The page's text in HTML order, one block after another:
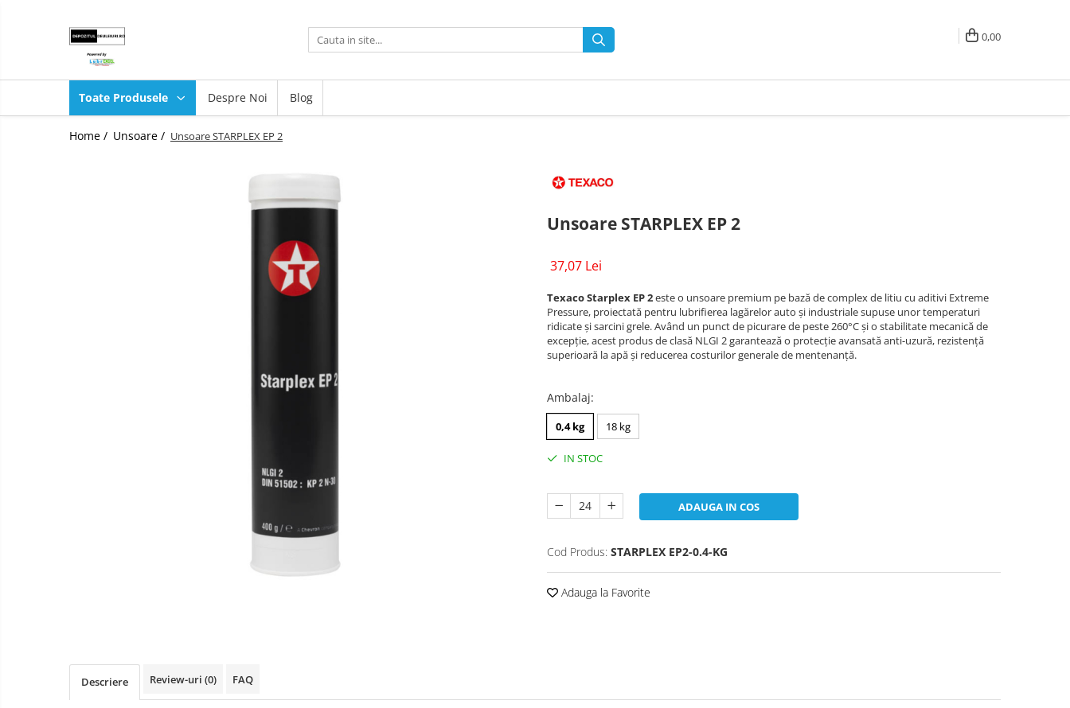
Toate Produsele
0,00
Toate Produsele Despre Noi Blog
Home / Unsoare / Unsoare STARPLEX EP 2
Unsoare STARPLEX EP 2
37,07 Lei
Texaco Starplex EP 2este o unsoare premium pe bază de complex de litiu cu aditivi Extreme
Pressure, proiectată pentru lubrifierea lagărelor auto și industriale supuse unor temperaturi
ridicate și sarcini grele. Având un punct de picurare de peste 260°C și o stabilitate mecanică de
excepție, acest produs de clasă NLGI 2 garantează o protecție avansată anti-uzură, rezistență
superioară la apă și reducerea costurilor generale de mentenanță.
Ambalaj:
0,4 kg 18 kg
IN STOC
ADAUGA IN COS
Cod Produs: STARPLEX EP2-0.4-KG
Adauga la Favorite
Descriere Review-uri (0) FAQ